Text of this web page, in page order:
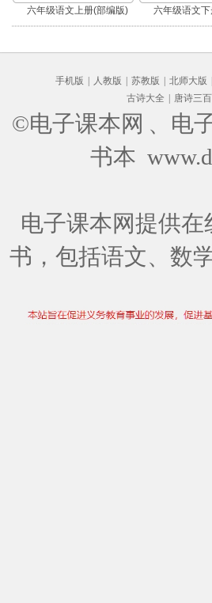
六年级语文上册(部编版) 六年级语文
手机版 人教版 苏教版 北师大版
古诗大全
唐诗三
©电子课本网 、电
书本
电子课本网提供在
书，包括语文、数